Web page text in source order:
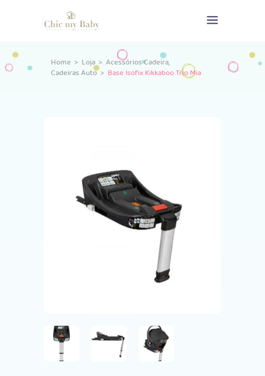
Home > Loja> Acessórios Cadeira,
Cadeiras Auto> Base Isofix Kikkaboo Trio Mia